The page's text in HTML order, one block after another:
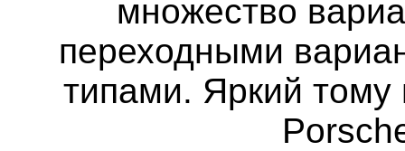
множество
переходными
типами. Яркий